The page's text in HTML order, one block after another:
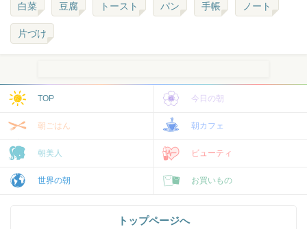
白菜 豆腐 トースト パン 手帳 ノート
片づけ
TOP 今日の朝
朝ごはん 朝カフェ
朝美人 ビューティ
世界の朝 お買いもの
トップページへ